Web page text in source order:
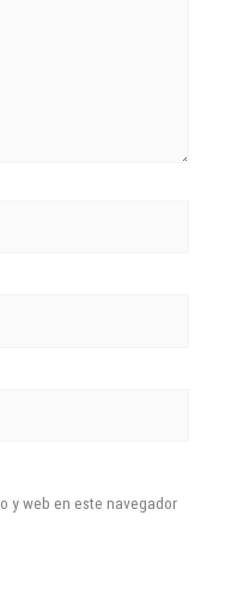
y web en este navegador